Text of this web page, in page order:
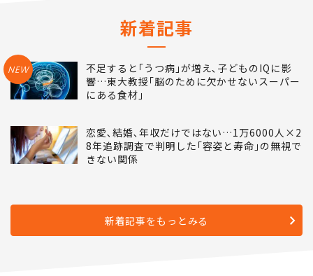
新着記事
NEW
不足すると｢うつ病｣が増え､子どものIQに影
響…東大教授｢脳のために欠かせないスーパー
にある食材｣
恋愛､結婚､年収だけではない…1万6000人×2
8年追跡調査で判明した｢容姿と寿命｣の無視で
きない関係
新着記事をもっとみる